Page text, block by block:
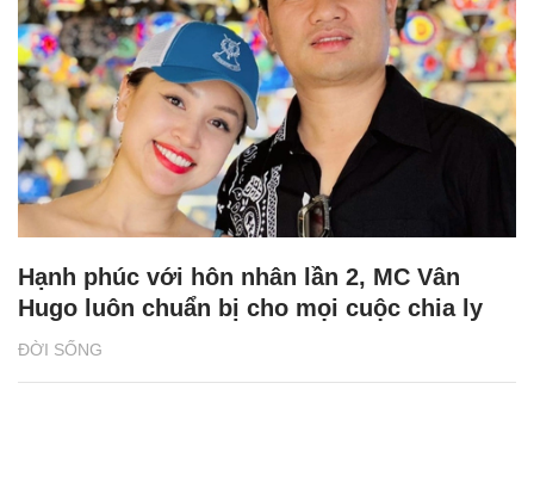
ĐỜI SỐNG
Hạnh phúc với hôn nhân lần 2, MC Vân
Hugo luôn chuẩn bị cho mọi cuộc chia ly